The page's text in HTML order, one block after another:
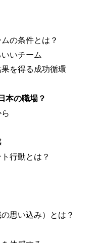
の条件とは？
いチーム
を得る成功循環
本の職場？
行動とは？
思い込み）とは？